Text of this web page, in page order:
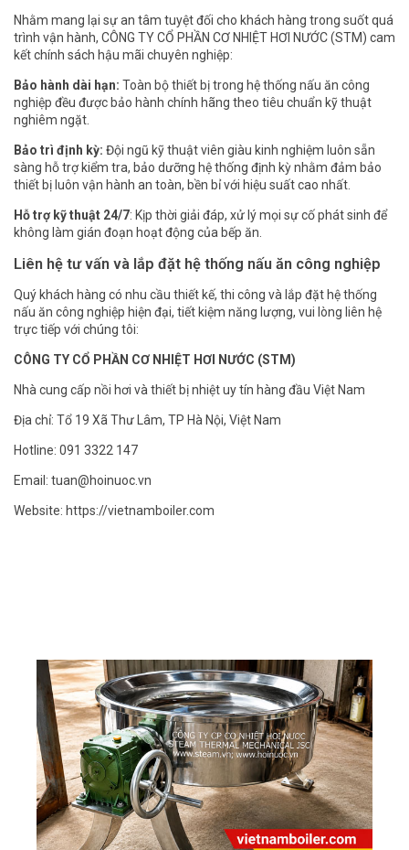
Nhằm mang lại sự an tâm tuyệt đối cho khách hàng trong suốt quá
trình vận hành, CÔNG TY CỔ PHẦN CƠ NHIỆT HƠI NƯỚC (STM) cam
kết chính sách hậu mãi chuyên nghiệp:
Bảo hành dài hạn: Toàn bộ thiết bị trong hệ thống nấu ăn công
nghiệp đều được bảo hành chính hãng theo tiêu chuẩn kỹ thuật
nghiêm ngặt.
Bảo trì định kỳ: Đội ngũ kỹ thuật viên giàu kinh nghiệm luôn sẵn
sàng hỗ trợ kiểm tra, bảo dưỡng hệ thống định kỳ nhằm đảm bảo
thiết bị luôn vận hành an toàn, bền bỉ với hiệu suất cao nhất.
Hỗ trợ kỹ thuật 24/7: Kịp thời giải đáp, xử lý mọi sự cố phát sinh để
không làm gián đoạn hoạt động của bếp ăn.
Liên hệ tư vấn và lắp đặt hệ thống nấu ăn công nghiệp
Quý khách hàng có nhu cầu thiết kế, thi công và lắp đặt hệ thống
nấu ăn công nghiệp hiện đại, tiết kiệm năng lượng, vui lòng liên hệ
trực tiếp với chúng tôi:
CÔNG TY CỔ PHẦN CƠ NHIỆT HƠI NƯỚC (STM)
Nhà cung cấp nồi hơi và thiết bị nhiệt uy tín hàng đầu Việt Nam
Địa chỉ: Tổ 19 Xã Thư Lâm, TP Hà Nội, Việt Nam
Hotline: 091 3322 147
Email: tuan@hoinuoc.vn
Website: https://vietnamboiler.com